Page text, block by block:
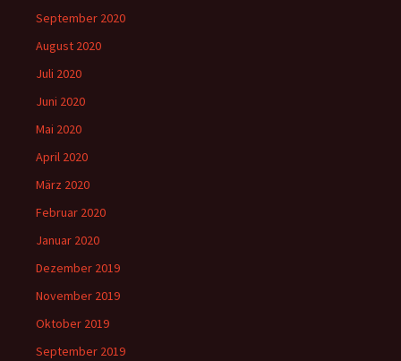
September 2020
August 2020
Juli 2020
Juni 2020
Mai 2020
April 2020
März 2020
Februar 2020
Januar 2020
Dezember 2019
November 2019
Oktober 2019
September 2019